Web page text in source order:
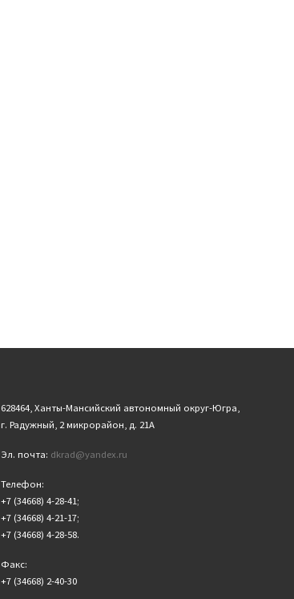
628464, Ханты-Мансийский автономный округ-Югра,
г. Радужный, 2 микрорайон, д. 21А
Эл. почта: dkrad@yandex.ru
Телефон:
+7 (34668) 4-28-41;
+7 (34668) 4-21-17;
+7 (34668) 4-28-58.
Факс:
+7 (34668) 2-40-30